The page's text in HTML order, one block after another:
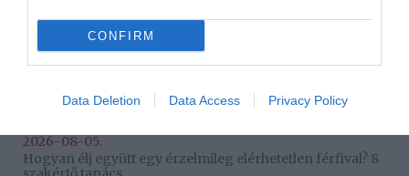
CONFIRM
Data Deletion Data Access Privacy Policy
2026-08-05.
Hogyan élj együtt egy érzelmileg elérhetetlen férfival? 8